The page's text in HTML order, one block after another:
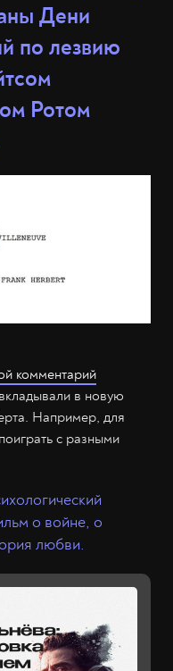
Дени
по лезвию
Ротом
комментарий
в новую
Например, для
с разными
о войне, о
любви.